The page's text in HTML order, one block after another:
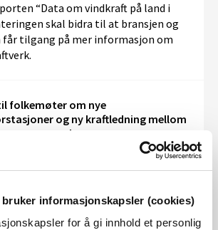
bruker informasjonskapsler (cookies)
for å gi innhold et personlig
“Data om vindkraft på land i
skal bidra til at bransjen og
får tilgang på mer informasjon om
verk.
folkemøter om nye
og ny kraftledning mellom
og Tønsberg
høring og folkemøter i forbindelse
Bamble, Porsgrunn og
tiltakene berører